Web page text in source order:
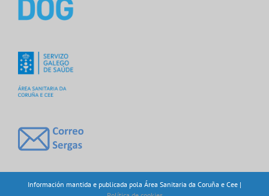
Información mantida e publicada pola Área Sanitaria da Coruña e Cee |